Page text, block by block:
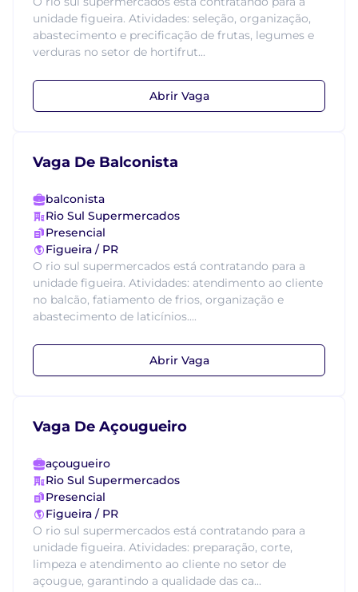
unidade figueira. Atividades: seleção, organização,
abastecimento e precificação de frutas, legumes e
verduras no setor de hortifrut...
Abrir Vaga
Vaga De Balconista
balconista
Rio Sul Supermercados
Presencial
Figueira / PR
O rio sul supermercados está contratando para a
unidade figueira. Atividades: atendimento ao cliente
no balcão, fatiamento de frios, organização e
abastecimento de laticínios....
Abrir Vaga
Vaga De Açougueiro
açougueiro
Rio Sul Supermercados
Presencial
Figueira / PR
O rio sul supermercados está contratando para a
unidade figueira. Atividades: preparação, corte,
limpeza e atendimento ao cliente no setor de
açougue, garantindo a qualidade das ca...